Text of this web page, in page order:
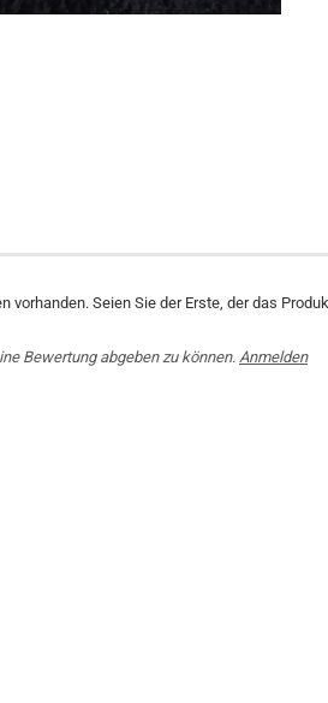
vorhanden. Seien Sie der Erste, der das
Bewertung abgeben zu können. Anmelden